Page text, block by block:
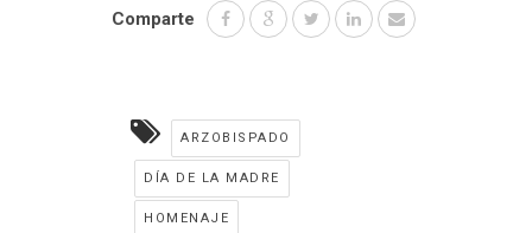
Comparte
ARZOBISPADO
DÍA DE LA MADRE
HOMENAJE